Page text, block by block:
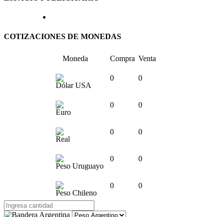
COTIZACIONES DE MONEDAS
Moneda Compra Venta
Dólar USA
0 0
Euro
0 0
Real
0 0
Peso Uruguayo
0 0
Peso Chileno
0 0